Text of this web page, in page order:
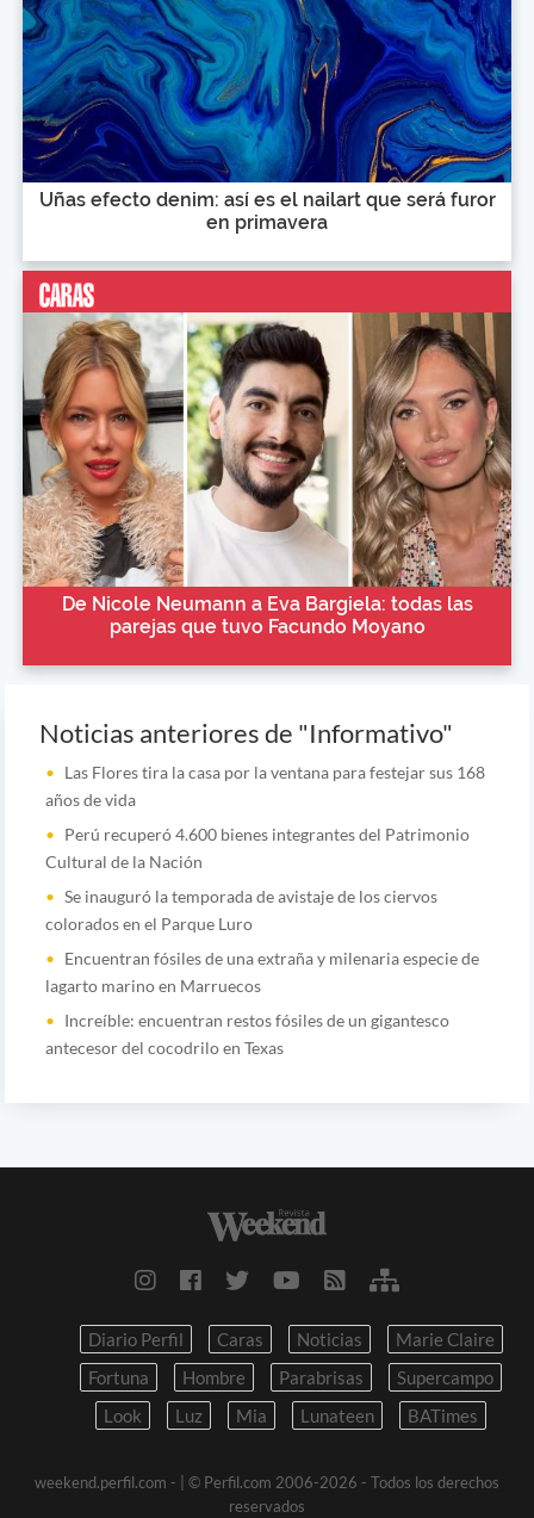
Uñas efecto denim: así es el nailart que será furor
en primavera
De Nicole Neumann a Eva Bargiela: todas las
parejas que tuvo Facundo Moyano
Noticias anteriores de "Informativo"
Las Flores tira la casa por la ventana para festejar sus 168
años de vida
Perú recuperó 4.600 bienes integrantes del Patrimonio
Cultural de la Nación
Se inauguró la temporada de avistaje de los ciervos
colorados en el Parque Luro
Encuentran fósiles de una extraña y milenaria especie de
lagarto marino en Marruecos
Increíble: encuentran restos fósiles de un gigantesco
antecesor del cocodrilo en Texas
Diario Perfil Caras Noticias
Marie Claire
Fortuna
Hombre Parabrisas
Supercampo
Look
Luz Mia Lunateen BATimes
weekend.perfil.com -
| © Perfil.com 2006-2026 - Todos los derechos
reservados